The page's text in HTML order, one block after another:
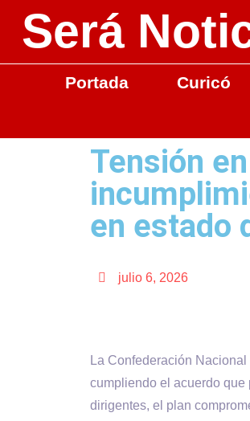
Será
Portada Curicó
Tensión
en estado
julio 6, 2026
La Confederación
cumpliendo el acuerdo
dirigentes, el plan